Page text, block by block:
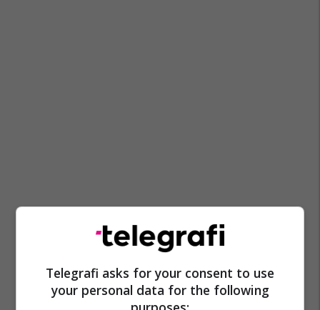
Telegrafi asks for your consent to use
your personal data for the following